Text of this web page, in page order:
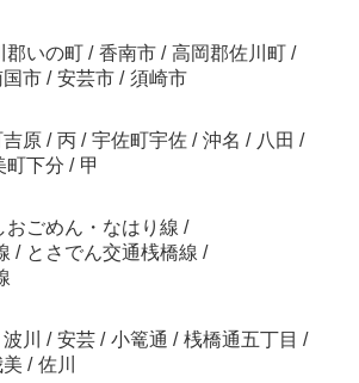
郡いの町 / 香南市 / 高岡郡佐川町 /
国市 / 安芸市 / 須崎市
原 / 丙 / 宇佐町宇佐 / 沖名 / 八田 /
町下分 / 甲
おごめん・なはり線 /
/ とさでん交通桟橋線 /
波川 / 安芸 / 小篭通 / 桟橋通五丁目 /
/ 佐川